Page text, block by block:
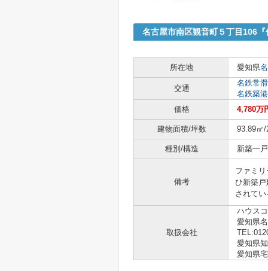
名古屋市南区観音町５丁目106
所在地
愛知県
交通
名鉄常
名鉄築
価格
4,780万
建物面積/坪数 93.89㎡/
種別/構造 新築一
備考
ファミ
ひ新築
されてい
取扱会社
ハウス
愛知県
愛知県
愛知県